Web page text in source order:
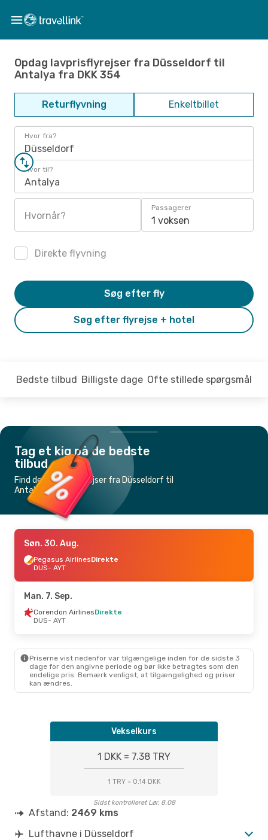
Opdag lavprisflyrejser fra Düsseldorf til
Antalya fra DKK 354
Returflyvning Enkeltbillet
Hvor fra?
Düsseldorf
Hvor til?
Antalya
Hvornår?
Passagerer
1 voksen
Direkte flyvning
Søg efter flyrejse + hotel
Søg efter fly
Bedste tilbud Billigste dage Ofte stillede spørgsmål
Tag et kig på de bedste
tilbud
Find de billigste flyrejser fra Düsseldorf til
Antalya
Søn. 30. Aug.
Pegasus AirlinesDirekte
DUS- AYT
Man. 7. Sep.
Corendon AirlinesDirekte
DUS- AYT
Priserne vist nedenfor var tilgængelige inden for de sidste 3
dage for den angivne periode og bør ikke betragtes som den
endelige pris. Bemærk venligst, at tilgængelighed og priser
kan ændres.
Vekselkurs
1 DKK = 7.38 TRY
1 TRY = 0.14 DKK
Sidst kontrolleret Lør. 8.08
Afstand: 2469 kms
Lufthavne i Düsseldorf